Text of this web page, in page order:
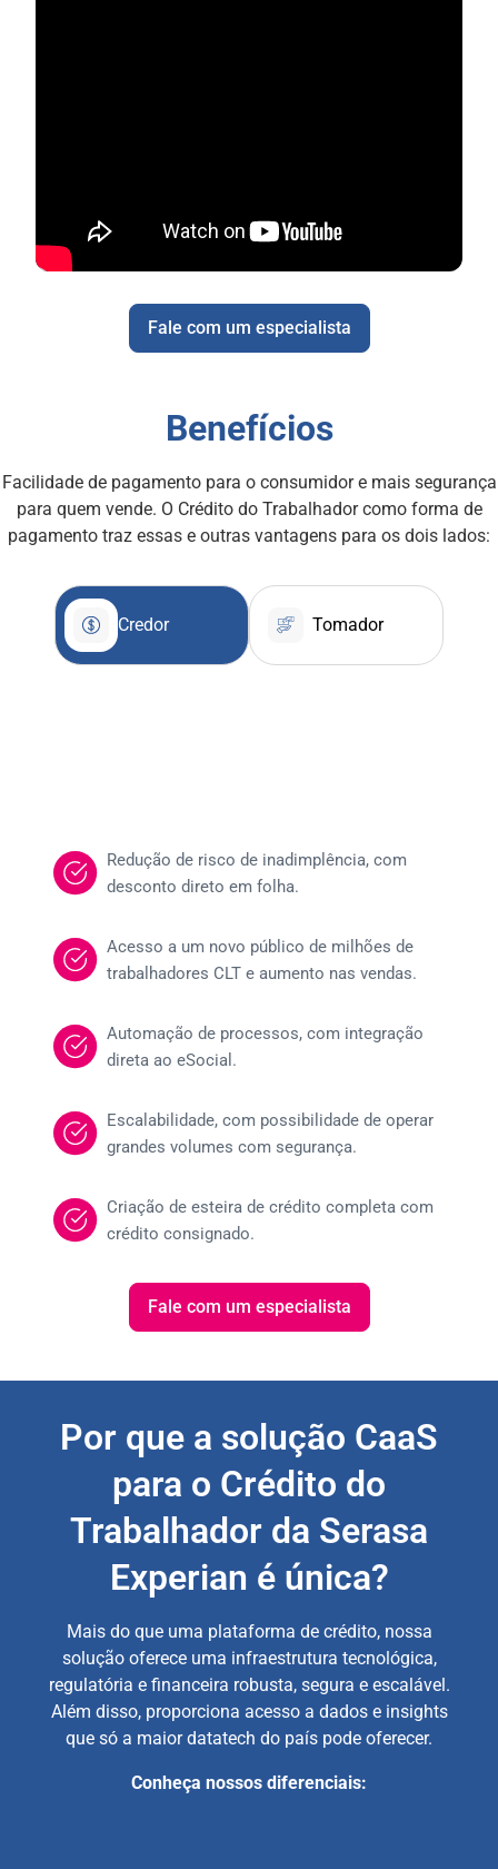
Fale com um especialista
Benefícios
Facilidade de pagamento para o consumidor e mais segurança
para quem vende. O Crédito do Trabalhador como forma de
pagamento traz essas e outras vantagens para os dois lados:
Credor Tomador
Redução de risco de inadimplência, com
desconto direto em folha.
Acesso a um novo público de milhões de
trabalhadores CLT e aumento nas vendas.
Automação de processos, com integração
direta ao eSocial.
Escalabilidade, com possibilidade de operar
grandes volumes com segurança.
Criação de esteira de crédito completa com
crédito consignado.
Fale com um especialista
Por que a solução CaaS
para o Crédito do
Trabalhador da Serasa
Experian é única?
Mais do que uma plataforma de crédito, nossa
solução oferece uma infraestrutura tecnológica,
regulatória e financeira robusta, segura e escalável.
Além disso, proporciona acesso a dados e insights
que só a maior datatech do país pode oferecer.
Conheça nossos diferenciais: